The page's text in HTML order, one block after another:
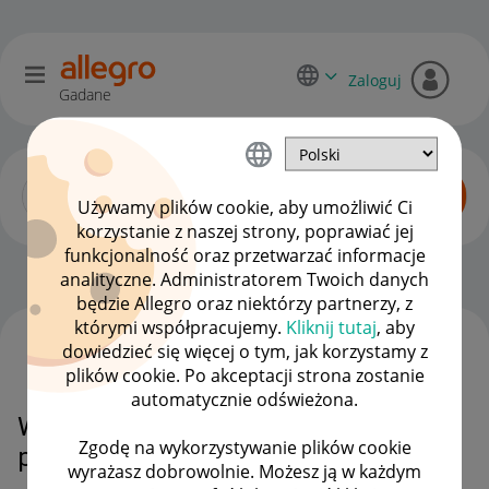
Używamy plików cookie, aby umożliwić Ci
korzystanie z naszej strony, poprawiać jej
funkcjonalność oraz przetwarzać informacje
analityczne. Administratorem Twoich danych
będzie Allegro oraz niektórzy partnerzy, z
którymi współpracujemy. Kliknij tutaj, aby
dowiedzieć się więcej o tym, jak korzystamy z
plików cookie. Po akceptacji strona zostanie
automatycznie odświeżona.
Zgodę na wykorzystywanie plików cookie
wyrażasz dobrowolnie. Możesz ją w każdym
Gadane
Zaloguj
Zaawansowani sprzedawcy OPCJE
Wysyłka wymienionego towaru za
pomocą allegro
WSZYSTKIE TEMATY